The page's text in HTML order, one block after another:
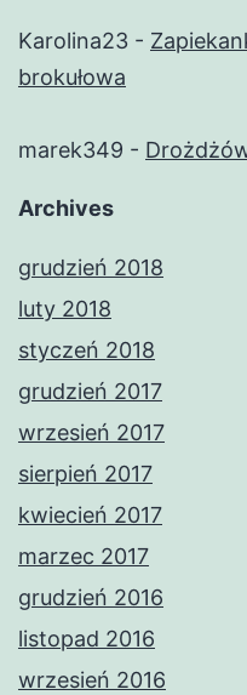
Karolina23 -
brokułowa
marek349 -
Archives
grudzień 2018
luty 2018
styczeń 2018
grudzień 2017
wrzesień 2017
sierpień 2017
kwiecień 2017
marzec 2017
grudzień 2016
listopad 2016
wrzesień 2016